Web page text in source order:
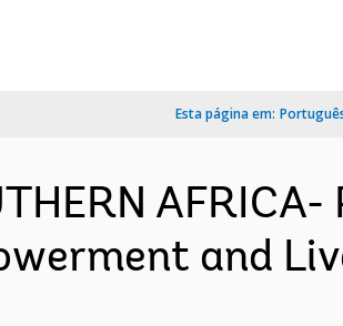
Esta página em:
AFRICA-
and